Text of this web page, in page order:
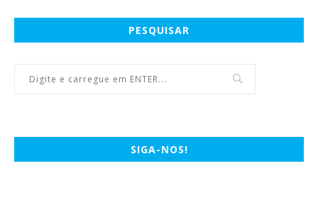
PESQUISAR
SIGA-NOS!